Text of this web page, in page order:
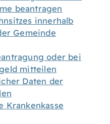
beantragen
innerhalb
Gemeinde
oder bei
mitteilen
Daten der
Krankenkasse